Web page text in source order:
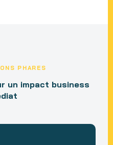
PHARES
un impact business